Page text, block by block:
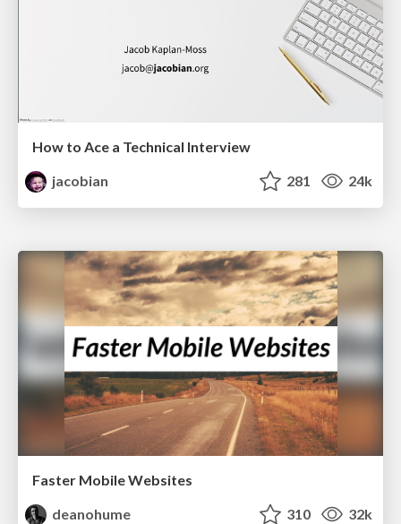
How to Ace a Technical Interview
jacobian
281 24k
Faster Mobile Websites
deanohume
310 32k